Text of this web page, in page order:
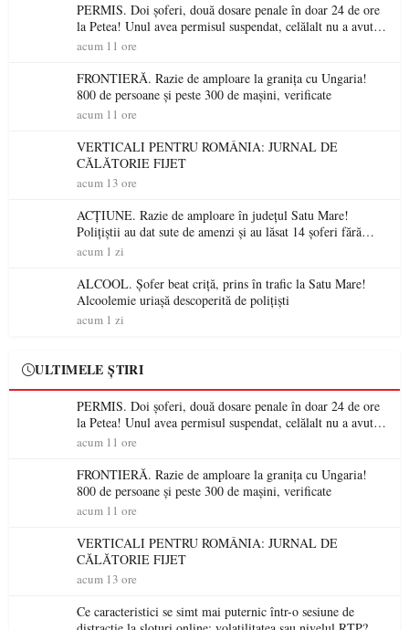
PERMIS. Doi șoferi, două dosare penale în doar 24 de ore
la Petea! Unul avea permisul suspendat, celălalt nu a avut
niciodată permis
acum 11 ore
FRONTIERĂ. Razie de amploare la granița cu Ungaria!
800 de persoane și peste 300 de mașini, verificate
acum 11 ore
VERTICALI PENTRU ROMÂNIA: JURNAL DE
CĂLĂTORIE FIJET
acum 13 ore
ACȚIUNE. Razie de amploare în județul Satu Mare!
Polițiștii au dat sute de amenzi și au lăsat 14 șoferi fără
permis într-o singură zi
acum 1 zi
ALCOOL. Șofer beat criță, prins în trafic la Satu Mare!
Alcoolemie uriașă descoperită de polițiști
acum 1 zi
ULTIMELE ȘTIRI
PERMIS. Doi șoferi, două dosare penale în doar 24 de ore
la Petea! Unul avea permisul suspendat, celălalt nu a avut
niciodată permis
acum 11 ore
FRONTIERĂ. Razie de amploare la granița cu Ungaria!
800 de persoane și peste 300 de mașini, verificate
acum 11 ore
VERTICALI PENTRU ROMÂNIA: JURNAL DE
CĂLĂTORIE FIJET
acum 13 ore
Ce caracteristici se simt mai puternic într-o sesiune de